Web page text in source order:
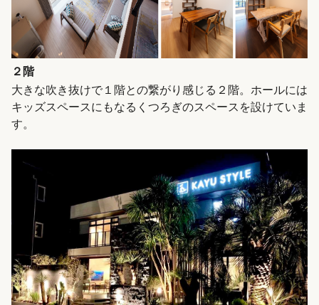
２階
大きな吹き抜けで１階との繋がり感じる２階。ホールには
キッズスペースにもなるくつろぎのスペースを設けていま
す。